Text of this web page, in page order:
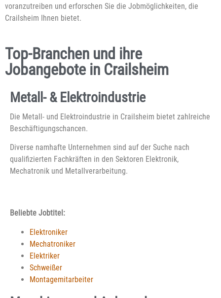
voranzutreiben und erforschen Sie die Jobmöglichkeiten, die
Crailsheim Ihnen bietet.
Top-Branchen und ihre
Jobangebote in Crailsheim
Metall- & Elektroindustrie
Die Metall- und Elektroindustrie in Crailsheim bietet zahlreiche
Beschäftigungschancen.
Diverse namhafte Unternehmen sind auf der Suche nach
qualifizierten Fachkräften in den Sektoren Elektronik,
Mechatronik und Metallverarbeitung.
Beliebte Jobtitel:
Elektroniker
Mechatroniker
Elektriker
Schweißer
Montagemitarbeiter